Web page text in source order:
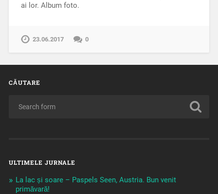
ai lor. Album foto.
23.06.2017 0
CĂUTARE
ULTIMELE JURNALE
La lac și soare – Paspels Seen, Austria. Bun venit
primăvară!